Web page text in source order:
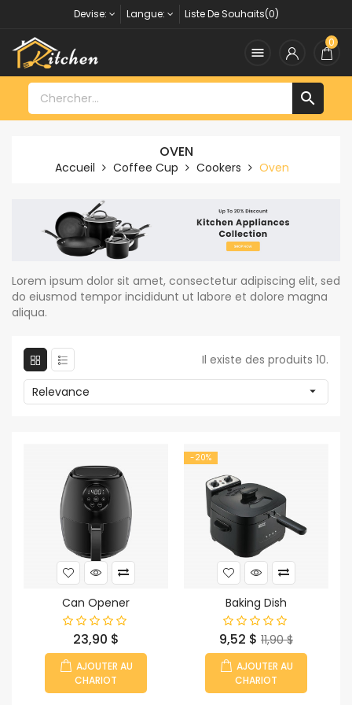
Devise: Langue: Liste De Souhaits(0)

0

OVEN
Accueil Coffee Cup Cookers Oven
Lorem ipsum dolor sit amet, consectetur adipiscing elit, sed
do eiusmod tempor incididunt ut labore et dolore magna
aliqua.
Il existe des produits 10.
Relevance 
Can Opener
Prix
23,90 $
AJOUTER AU
CHARIOT
-20%
Baking Dish
Prix
9,52 $ Prix
​​
habituel
11,90 $
AJOUTER AU
CHARIOT